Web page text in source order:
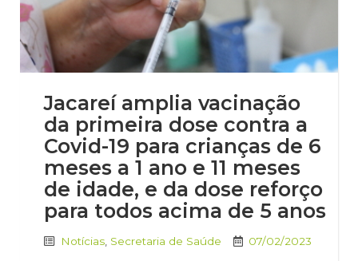
Jacareí amplia vacinação
da primeira dose contra a
Covid-19 para crianças de 6
meses a 1 ano e 11 meses
de idade, e da dose reforço
para todos acima de 5 anos
Notícias Secretaria de Saúde 07/02/2023